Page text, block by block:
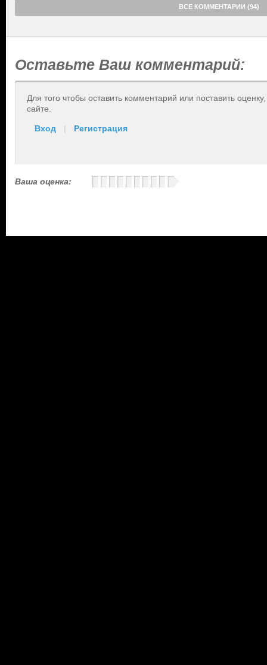
ВСЕ КОММЕНТАРИИ (94)
Оставьте Ваш комментарий:
Для того чтобы оставить комментарий или поставить
сайте.
Вход | Регистрация
Ваша оценка: